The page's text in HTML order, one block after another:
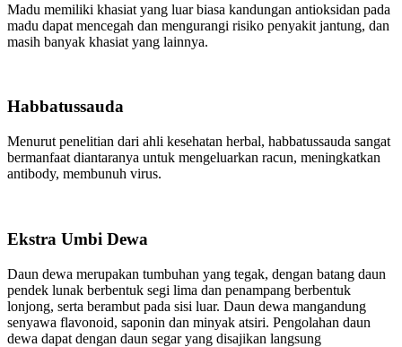
Madu memiliki khasiat yang luar biasa kandungan antioksidan pada
madu dapat mencegah dan mengurangi risiko penyakit jantung, dan
masih banyak khasiat yang lainnya.
Habbatussauda
Menurut penelitian dari ahli kesehatan herbal, habbatussauda sangat
bermanfaat diantaranya untuk mengeluarkan racun, meningkatkan
antibody, membunuh virus.
Ekstra Umbi Dewa
Daun dewa merupakan tumbuhan yang tegak, dengan batang daun
pendek lunak berbentuk segi lima dan penampang berbentuk
lonjong, serta berambut pada sisi luar. Daun dewa mangandung
senyawa flavonoid, saponin dan minyak atsiri. Pengolahan daun
dewa dapat dengan daun segar yang disajikan langsung